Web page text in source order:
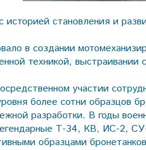
историей становления и
в создании
техникой, выстраивании
участии
более сотни образцов
разработки. В годы
Т-34, КВ, ИС-2,
образцами